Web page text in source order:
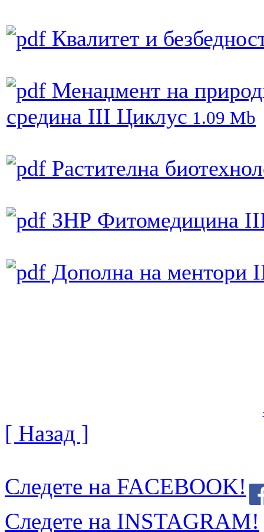
Квалитет и
Менаџмент на
средина III Циклус 1.09 Mb
Растителна
ЗНР Фитомедицина
Дополна на ментори
[ Назад ]
Следете на FACEBOOK!
Следете на INSTAGRAM!